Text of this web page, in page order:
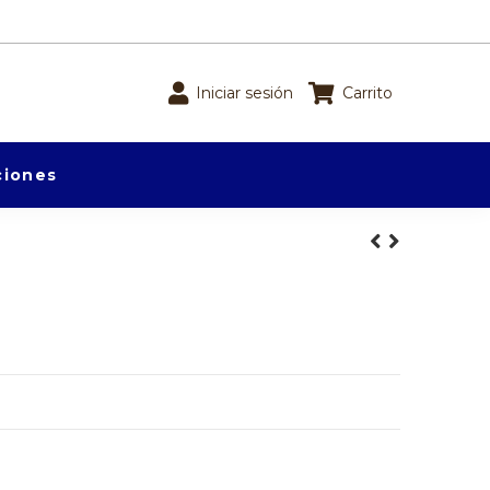
Iniciar sesión Carrito